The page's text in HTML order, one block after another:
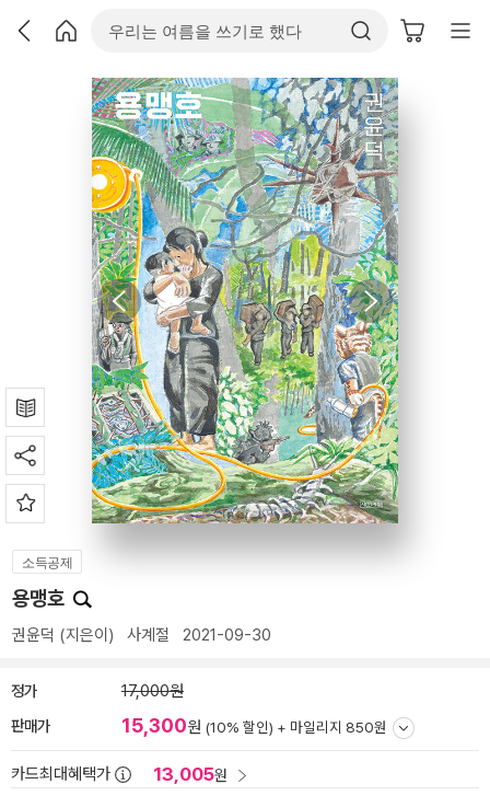
소득공제
용맹호
권윤덕 (지은이) 사계절 2021-09-30
정가 17,000원
판매가 15,300원 (10% 할인) + 마일리지 850원
카드최대혜택가 13,005원